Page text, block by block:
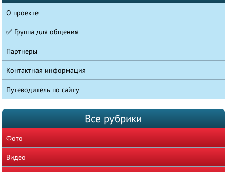
О проекте
✅ Группа для общения
Партнеры
Контактная информация
Путеводитель по сайту
Все рубрики
Фото
Видео